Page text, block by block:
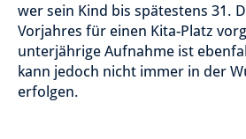
wer sein Kind bis spätestens 31.
Vorjahres für einen Kita-Platz
unterjährige Aufnahme ist
kann jedoch nicht immer in der
erfolgen.